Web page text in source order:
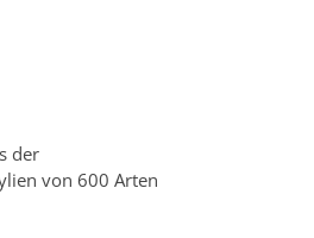
der
von 600 Arten